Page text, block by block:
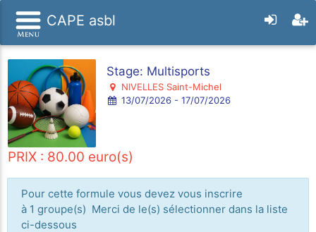
CAPE asbl
Stage: Multisports
NIVELLES Saint-Michel
13/07/2026 - 17/07/2026
PRIX : 80.00 euro(s)
Pour cette formule vous devez vous inscrire
à 1 groupe(s) Merci de le(s) sélectionner dans la liste
ci-dessous